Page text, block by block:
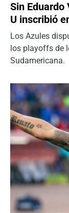
Sin Eduardo
U inscribió
Los Azules
los playoffs de
Sudamericana.